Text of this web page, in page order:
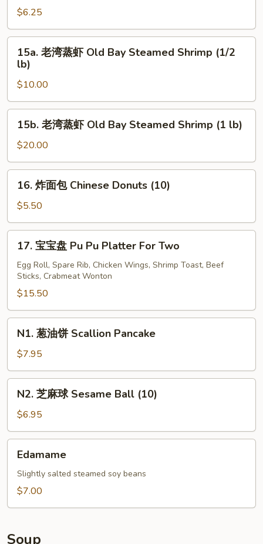
冷
面
Cold
Sesame
Noodle
$6.25
15a.
虾
Old
Bay
Steamed
(1/2
15a. 老湾蒸虾 Old Bay Steamed Shrimp (1/2
lb)
$10.00
15b.
蒸
虾
Old
Bay
Steamed
Shrimp
15b. 老湾蒸虾 Old Bay Steamed Shrimp (1 lb)
$20.00
16.
包
Chinese
Donuts
(10)
16. 炸面包 Chinese Donuts (10)
$5.50
17.
Pu
Pu
Platter
For
Two
17. 宝宝盘 Pu Pu Platter For Two
Egg Roll, Spare Rib, Chicken Wings, Shrimp Toast, Beef
Sticks, Crabmeat Wonton
$15.50
N1.
饼
Scallion
Pancake
N1. 葱油饼 Scallion Pancake
$7.95
N2.
球
Sesame
Ball
(10)
N2. 芝麻球 Sesame Ball (10)
$6.95
Edamame
Edamame
Slightly salted steamed soy beans
$7.00
Soup